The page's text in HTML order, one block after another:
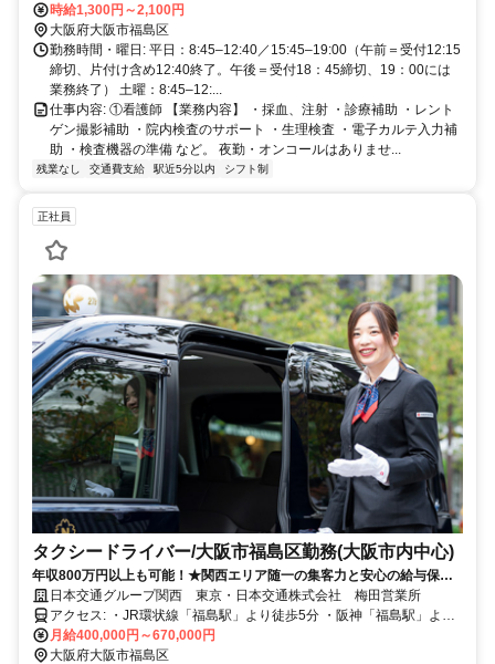
島ビル 1F ■ 新福島3分／阪神福島3分／JR福島7分／京阪中之島7分 ■
時給1,300円～2,100円
大阪府大阪市福島区
勤務時間・曜日: 平日：8:45–12:40／15:45–19:00（午前＝受付12:15
締切、片付け含め12:40終了。午後＝受付18：45締切、19：00には
業務終了） 土曜：8:45–12:...
仕事内容: ①看護師 【業務内容】 ・採血、注射 ・診療補助 ・レント
ゲン撮影補助 ・院内検査のサポート ・生理検査 ・電子カルテ入力補
助 ・検査機器の準備 など。 夜勤・オンコールはありませ...
残業なし 交通費支給 駅近5分以内 シフト制
正社員
タクシードライバー/大阪市福島区勤務(大阪市内中心)
年収800万円以上も可能！★関西エリア随一の集客力と安心の給与保証
で未経験から稼げる！
日本交通グループ関西 東京・日本交通株式会社 梅田営業所
アクセス: ・JR環状線「福島駅」より徒歩5分 ・阪神「福島駅」より
徒歩6分 ✅ マイカー（車・バイク）通勤：可
月給400,000円～670,000円
大阪府大阪市福島区